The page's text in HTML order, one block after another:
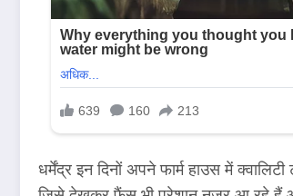
धर्मेंद्र इन दिनों अपने फार्म हाउस में